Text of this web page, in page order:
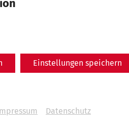
Einstellungen speichern
Datenschutz